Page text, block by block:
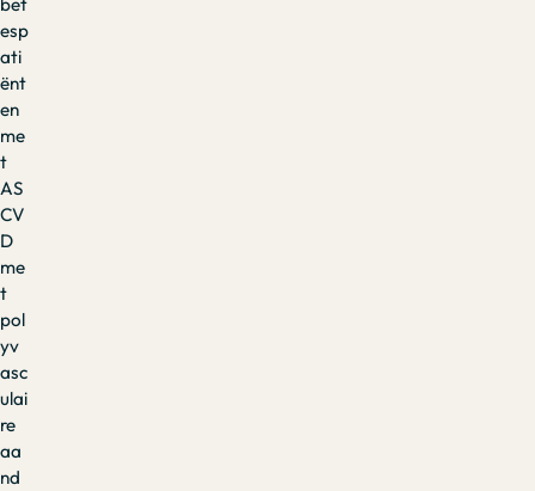
esp
ati
ënt
en
me
t
AS
CV
D
me
t
pol
yv
asc
ulai
re
aa
nd